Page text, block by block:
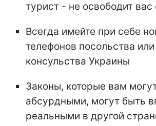
турист - не освободит вас
Всегда имейте при себе
телефонов посольства или
консульства Украины
Законы, которые вам
абсурдными, могут быть
реальными в другой